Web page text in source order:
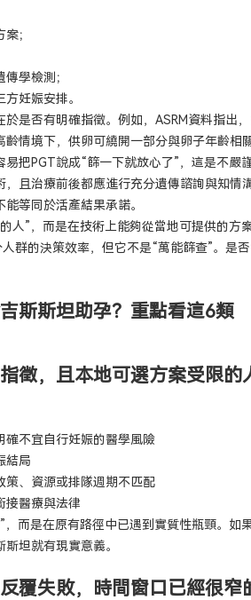
；
學檢測；
妊娠安排。
是否有明確指徵。例如，ASRM資料指出
情境下，供卵可繞開一部分與卵子年齡相
把PGT說成“篩一下就放心了”，這是不嚴
，且治療前後都應進行充分遺傳諮詢與知
等同於活產結果承諾。
人”，而是在技術上能夠從當地可提供的方
群的決策效率，但它不是“萬能篩查”。是
斯斯坦助孕？重點看這6類
徵，且本地可選方案受限的
確不宜自行妊娠的醫學風險
結局
策、資源或排隊週期不匹配
接醫療與法律
，而是在原有路徑中已遇到實質性瓶頸。
坦就有現實意義。
覆失敗，時間窗口已經很窄